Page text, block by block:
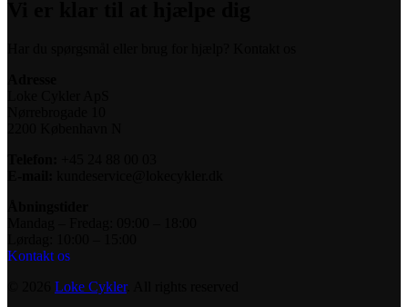
Kontakt os
Loke Cykler. All rights reserved